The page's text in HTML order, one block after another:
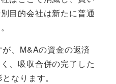
目的会社は新たに普通
、M&Aの資金の返済
、吸収合併の完了した
なります。